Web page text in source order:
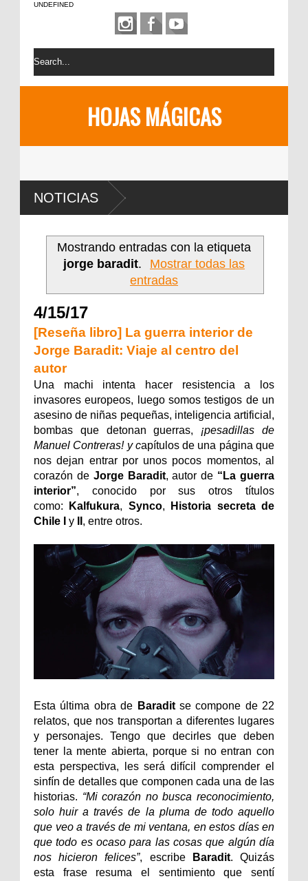
UNDEFINED
HOJAS MÁGICAS
NOTICIAS
Mostrando entradas con la etiqueta
jorge baradit.
Mostrar todas las
entradas
4/15/17
[Reseña libro] La guerra interior de
Jorge Baradit: Viaje al centro del
autor
Una machi intenta hacer resistencia a los
invasores europeos, luego somos testigos de un
asesino de niñas pequeñas, inteligencia artificial,
bombas que detonan guerras, ¡pesadillas de
Manuel Contreras! y capítulos de una página que
nos dejan entrar por unos pocos momentos, al
corazón de Jorge Baradit, autor de “La guerra
interior”, conocido por sus otros títulos
como:
Kalfukura, Synco,
Historia secreta de
Chile I
y , entre otros.
Esta última obra de Baradit se compone de 22
relatos, que nos transportan a diferentes lugares
y personajes. Tengo que decirles que deben
tener la mente abierta, porque si no entran con
esta perspectiva, les será difícil comprender el
sinfín de detalles que componen cada una de las
historias. “Mi corazón no busca reconocimiento,
solo huir a través de la pluma de todo aquello
que veo a través de mi ventana, en estos días en
que todo es ocaso para las cosas que algún día
nos hicieron felices”, escribe Baradit. Quizás
esta frase resuma el sentimiento que sentí